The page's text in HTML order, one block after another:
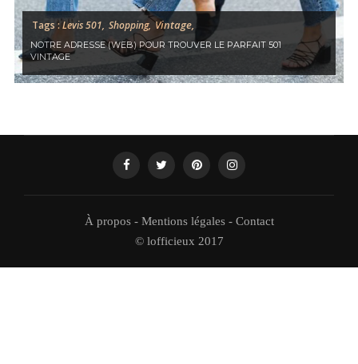
Tags : Levis 501, Shopping, Vintage,
NOTRE ADRESSE (WEB) POUR TROUVER LE PARFAIT 501
VINTAGE
À propos- Mentions légales- Contact
© lofficieux 2017